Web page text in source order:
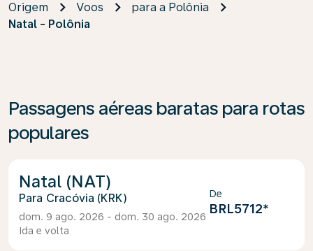
Origem Voos
para a Polônia
Natal - Polônia
Passagens aéreas baratas para rotas
populares
Natal (NAT)
Cracóvia (KRK)
dom. 9 ago. 2026 - dom. 30 ago. 2026
Ida e volta
De
BRL5712*